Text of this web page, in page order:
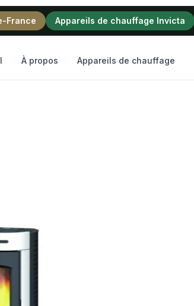
France Appareils de chauffage Invicta
À propos Appareils de chauffage